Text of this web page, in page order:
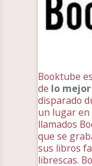
Booktube
de lo
disparado
un lugar en
llamados
que se
sus libros
librescas.